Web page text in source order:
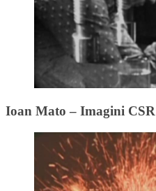
Ioan Mato – Imagini CSR